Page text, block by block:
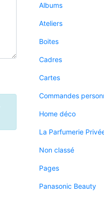
Albums
Ateliers
Boites
Cadres
Cartes
Commandes
Home déco
La Parfumerie
Non classé
Pages
Panasonic Beauty